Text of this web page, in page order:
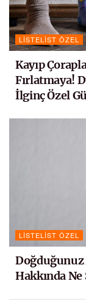
LISTELIST ÖZEL
Kayıp
Fırlatmaya!
İlginç Özel
LISTELIST ÖZEL
Doğduğunuz
Hakkında